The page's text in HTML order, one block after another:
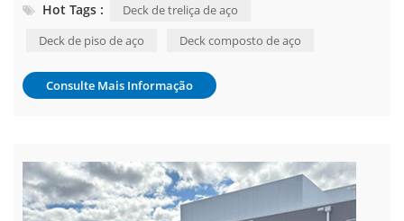
comprimento de apoio em vigas de concreto não deve ser inferior
a 100 mm. 2. Para chapas de aço perfiladas sobrepostas em vigas
Hot Tags :
Deck de treliça de aço
Deck de piso de aço
Deck composto de aço
Consulte Mais Informação